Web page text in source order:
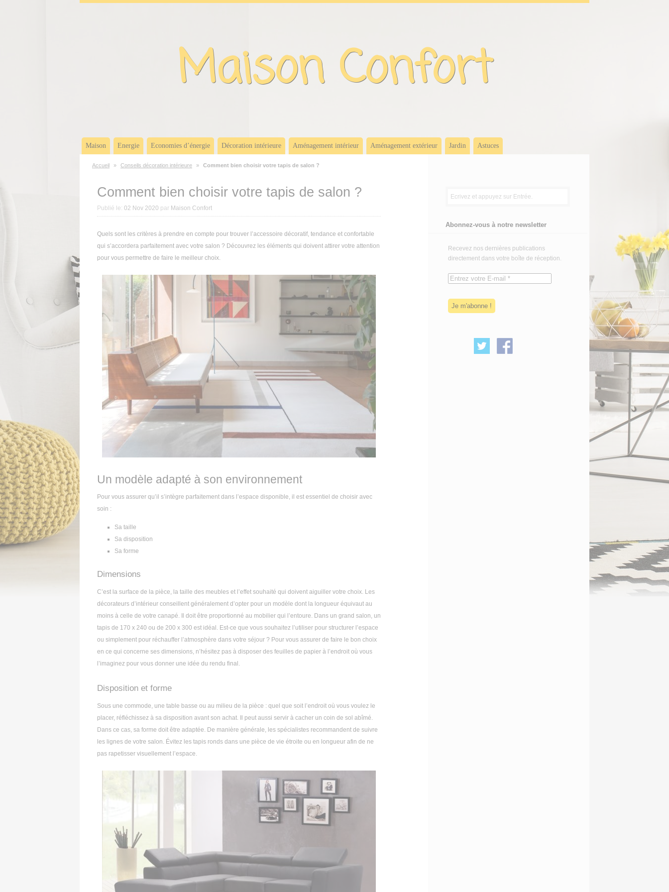
Panneau de gestion des cookies
Maison Confort
Maison Energie Economies d’énergie Décoration intérieure Aménagement intérieur Aménagement extérieur Jardin Astuces
Accueil » Conseils décoration intérieure » Comment bien choisir votre tapis de salon ?
Comment bien choisir votre tapis de salon ?
Publié le: 02 Nov 2020 par Maison Confort
Quels sont les critères à prendre en compte pour trouver l’accessoire décoratif, tendance et confortable
qui s’accordera parfaitement avec votre salon ? Découvrez les éléments qui doivent attirer votre attention
pour vous permettre de faire le meilleur choix.
Un modèle adapté à son environnement
Pour vous assurer qu’il s’intègre parfaitement dans l’espace disponible, il est essentiel de choisir avec
soin :
Sa taille
Sa disposition
Sa forme
Dimensions
C’est la surface de la pièce, la taille des meubles et l’effet souhaité qui doivent aiguiller votre choix. Les
décorateurs d’intérieur conseillent généralement d’opter pour un modèle dont la longueur équivaut au
moins à celle de votre canapé. Il doit être proportionné au mobilier qui l’entoure. Dans un grand salon, un
tapis de 170 x 240 ou de 200 x 300 est idéal. Est-ce que vous souhaitez l’utiliser pour structurer l’espace
ou simplement pour réchauffer l’atmosphère dans votre séjour ? Pour vous assurer de faire le bon choix
en ce qui concerne ses dimensions, n’hésitez pas à disposer des feuilles de papier à l’endroit où vous
l’imaginez pour vous donner une idée du rendu final.
Disposition et forme
Sous une commode, une table basse ou au milieu de la pièce : quel que soit l’endroit où vous voulez le
placer, réfléchissez à sa disposition avant son achat. Il peut aussi servir à cacher un coin de sol abîmé.
Dans ce cas, sa forme doit être adaptée. De manière générale, les spécialistes recommandent de suivre
les lignes de votre salon. Évitez les tapis ronds dans une pièce de vie étroite ou en longueur afin de ne
pas rapetisser visuellement l’espace.
Abonnez-vous à notre newsletter
Recevez nos dernières publications
directement dans votre boîte de réception.